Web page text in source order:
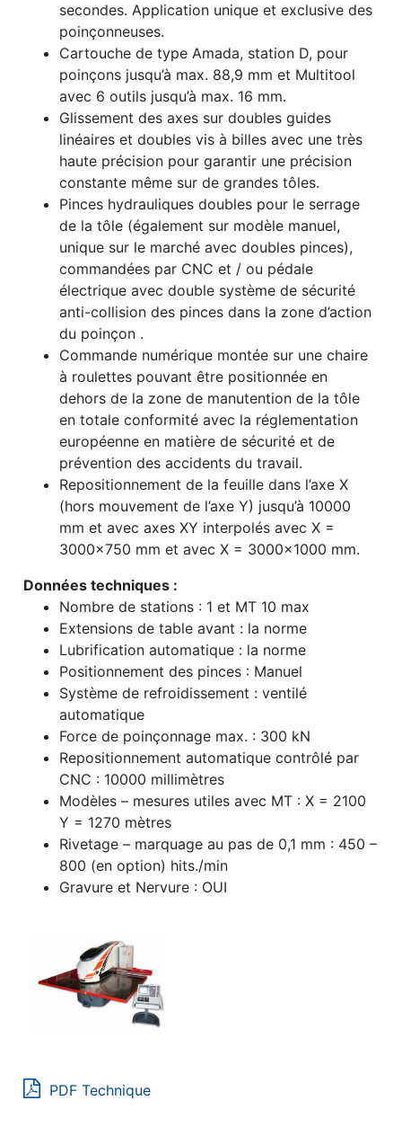
secondes. Application unique et exclusive des
poinçonneuses.
Cartouche de type Amada, station D, pour
poinçons jusqu’à max. 88,9 mm et Multitool
avec 6 outils jusqu’à max. 16 mm.
Glissement des axes sur doubles guides
linéaires et doubles vis à billes avec une très
haute précision pour garantir une précision
constante même sur de grandes tôles.
Pinces hydrauliques doubles pour le serrage
de la tôle (également sur modèle manuel,
unique sur le marché avec doubles pinces),
commandées par CNC et / ou pédale
électrique avec double système de sécurité
anti-collision des pinces dans la zone d’action
du poinçon .
Commande numérique montée sur une chaire
à roulettes pouvant être positionnée en
dehors de la zone de manutention de la tôle
en totale conformité avec la réglementation
européenne en matière de sécurité et de
prévention des accidents du travail.
Repositionnement de la feuille dans l’axe X
(hors mouvement de l’axe Y) jusqu’à 10000
mm et avec axes XY interpolés avec X =
3000×750 mm et avec X = 3000×1000 mm.
Données techniques :
Nombre de stations : 1 et MT 10 max
Extensions de table avant : la norme
Lubrification automatique : la norme
Positionnement des pinces : Manuel
Système de refroidissement :ventilé
automatique
Force de poinçonnage max. : 300 kN
Repositionnement automatique contrôlé par
CNC : 10000 millimètres
Modèles – mesures utiles avec MT :X = 2100
Y = 1270 mètres
Rivetage – marquage au pas de 0,1 mm : 450 –
800 (en option) hits./min
Gravure et Nervure : OUI
PDF Technique